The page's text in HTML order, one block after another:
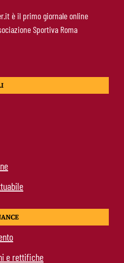
Roma, è ufficiale il rinnovo: “Avanti
Lorenzo”
è il primo giornale online
Sportiva Roma
e rettifiche